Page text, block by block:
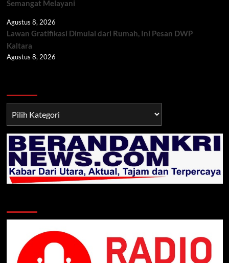
Semangat Melayani
Agustus 8, 2026
Lawan Gratifikasi Dimulai dari Rumah, Ini Pesan DWP
Kaltara
Agustus 8, 2026
TNI/POLRI